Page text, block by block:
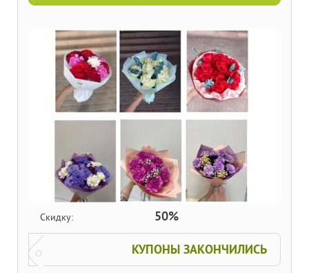
Скидку: 50%
КУПОНЫ ЗАКОНЧИЛИСЬ